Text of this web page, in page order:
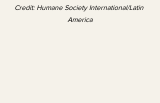
Credit: Humane Society International/Latin
America